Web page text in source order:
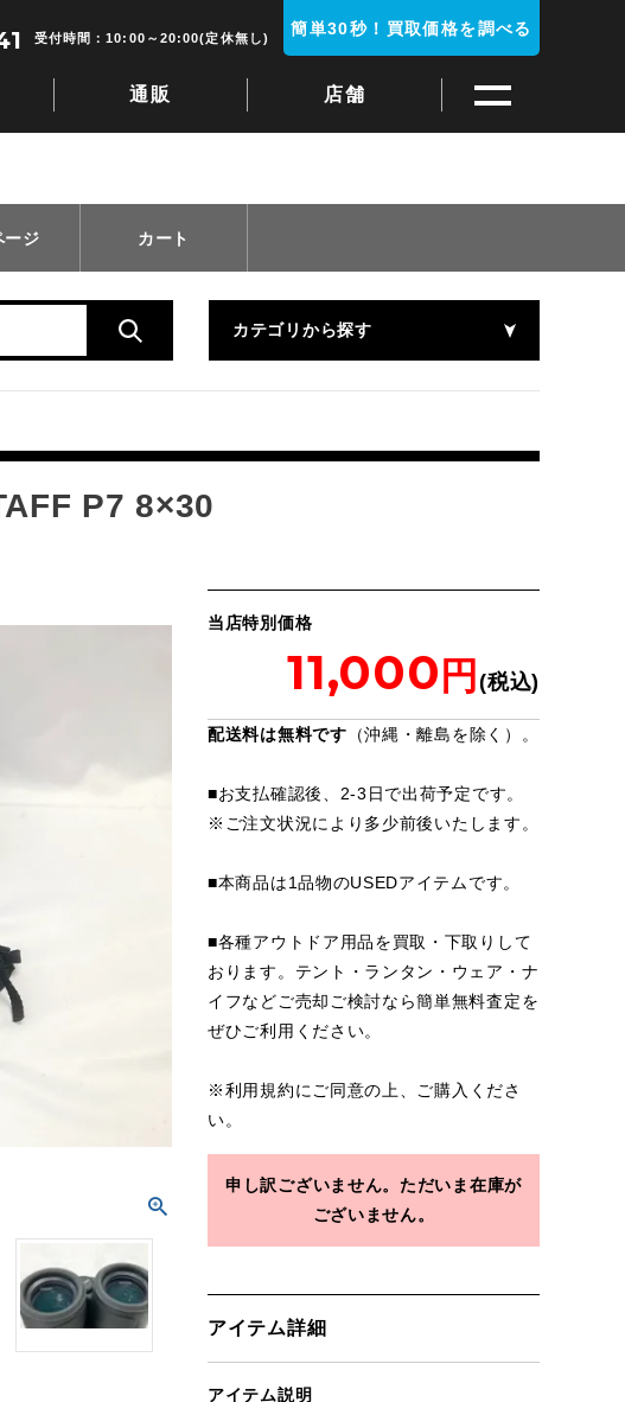
通販 店舗
受付時間：10:00～20:00(定休無し) 簡単30秒！買取価格を調べる
ージ カート
カテゴリから探す
P7 8×30
当店特別価格
11,000
配送料は無料です （沖縄・離島を除く）。
■お支払確認後、2-3日で出荷予定です。
※ ご注文状況により多少前後いたします。
■本商品は1品物のUSEDアイテムです。
■各種アウトドア用品を買取・下取りして
おります。テント・ランタン・ウェア・ナ
イフなどご売却ご検討なら簡単無料査定を
ぜひご利用ください。
※利用規約にご同意の上、ご購入くださ
い。
申し訳ございません。ただいま在庫が
ございません。
アイテム詳細
アイテム説明